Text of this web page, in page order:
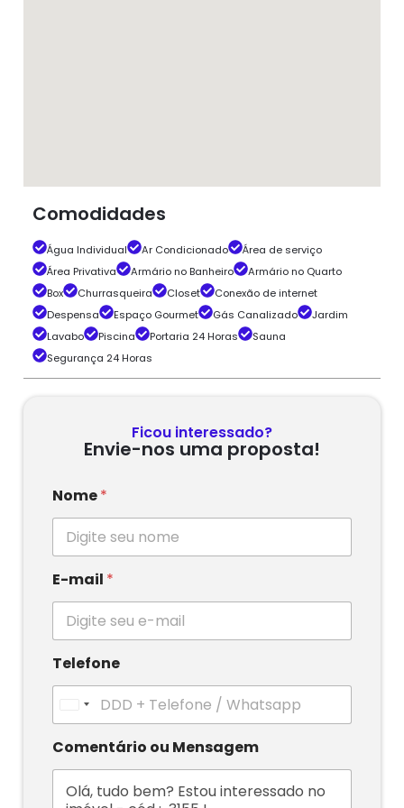
Comodidades
Água Individual Ar Condicionado
Área de serviço
Área Privativa
Armário no Banheiro
Armário no Quarto
Box
Churrasqueira Closet
Conexão de internet
Despensa
Espaço Gourmet Gás Canalizado
Jardim
Lavabo
Piscina Portaria 24 Horas
Sauna
Segurança 24 Horas
Ficou interessado?
Envie-nos uma proposta!
Nome*
E-mail *
Telefone
n
i
d
Comentário ou Mensagem